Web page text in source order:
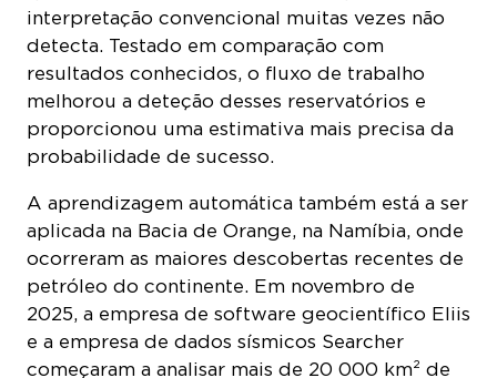
interpretação convencional muitas vezes não
detecta. Testado em comparação com
resultados conhecidos, o fluxo de trabalho
melhorou a deteção desses reservatórios e
proporcionou uma estimativa mais precisa da
probabilidade de sucesso.
A aprendizagem automática também está a ser
aplicada na Bacia de Orange, na Namíbia, onde
ocorreram as maiores descobertas recentes de
petróleo do continente. Em novembro de
2025, a empresa de software geocientífico Eliis
e a empresa de dados sísmicos Searcher
começaram a analisar mais de 20 000 km² de